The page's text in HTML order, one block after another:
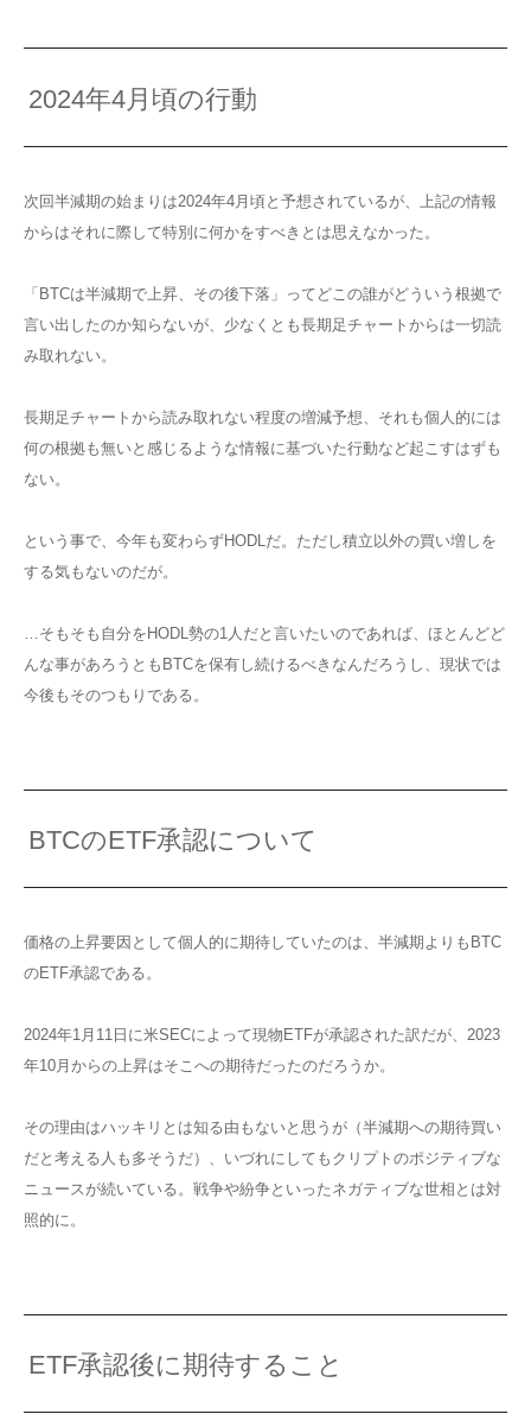
2024年4月頃の行動
次回半減期の始まりは2024年4月頃と予想されているが、上記の情報
からはそれに際して特別に何かをすべきとは思えなかった。
「BTCは半減期で上昇、その後下落」ってどこの誰がどういう根拠で
言い出したのか知らないが、少なくとも長期足チャートからは一切読
み取れない。
長期足チャートから読み取れない程度の増減予想、それも個人的には
何の根拠も無いと感じるような情報に基づいた行動など起こすはずも
ない。
という事で、今年も変わらずHODLだ。ただし積立以外の買い増しを
する気もないのだが。
…そもそも自分をHODL勢の1人だと言いたいのであれば、ほとんどど
んな事があろうともBTCを保有し続けるべきなんだろうし、現状では
今後もそのつもりである。
BTCのETF承認について
価格の上昇要因として個人的に期待していたのは、半減期よりもBTC
のETF承認である。
2024年1月11日に米SECによって現物ETFが承認された訳だが、2023
年10月からの上昇はそこへの期待だったのだろうか。
その理由はハッキリとは知る由もないと思うが（半減期への期待買い
だと考える人も多そうだ）、いづれにしてもクリプトのポジティブな
ニュースが続いている。戦争や紛争といったネガティブな世相とは対
照的に。
ETF承認後に期待すること